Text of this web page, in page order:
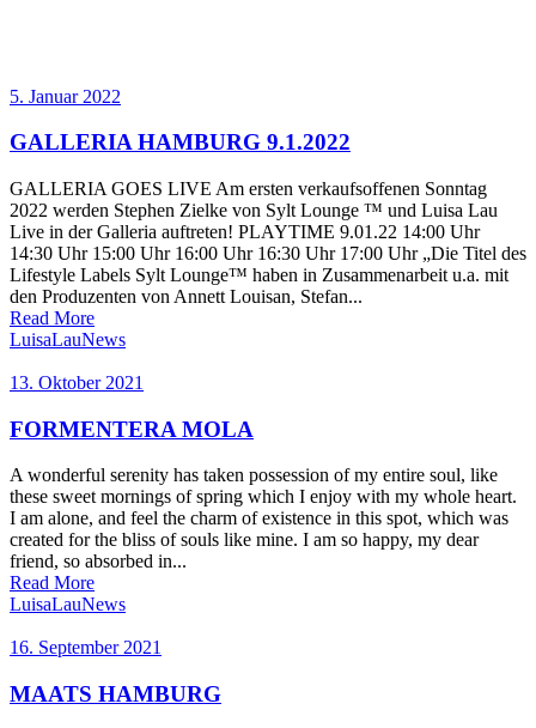
5. Januar 2022
GALLERIA HAMBURG 9.1.2022
GALLERIA GOES LIVE Am ersten verkaufsoffenen Sonntag
2022 werden Stephen Zielke von Sylt Lounge ™ und Luisa Lau
Live in der Galleria auftreten! PLAYTIME 9.01.22 14:00 Uhr
14:30 Uhr 15:00 Uhr 16:00 Uhr 16:30 Uhr 17:00 Uhr „Die Titel des
Lifestyle Labels Sylt Lounge™ haben in Zusammenarbeit u.a. mit
den Produzenten von Annett Louisan, Stefan...
Read More
LuisaLauNews
13. Oktober 2021
FORMENTERA MOLA
A wonderful serenity has taken possession of my entire soul, like
these sweet mornings of spring which I enjoy with my whole heart.
I am alone, and feel the charm of existence in this spot, which was
created for the bliss of souls like mine. I am so happy, my dear
friend, so absorbed in...
Read More
LuisaLauNews
16. September 2021
MAATS HAMBURG